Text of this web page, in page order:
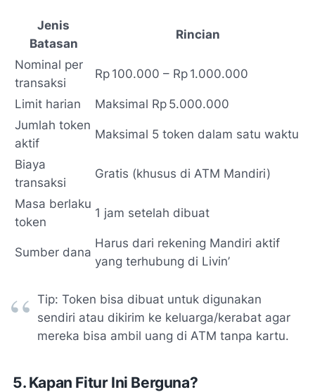
Jenis
Batasan
Rincian
Nominal per
transaksi
Rp 100.000 – Rp 1.000.000
Limit harian
Maksimal Rp 5.000.000
Jumlah token
aktif
Maksimal 5 token dalam satu waktu
Biaya
transaksi
Gratis (khusus di ATM Mandiri)
Masa berlaku
token
1 jam setelah dibuat
Sumber dana
Harus dari rekening Mandiri aktif
yang terhubung di Livin’
Tip: Token bisa dibuat untuk digunakan
sendiri atau dikirim ke keluarga/kerabat agar
mereka bisa ambil uang di ATM tanpa kartu.
5. Kapan Fitur Ini Berguna?